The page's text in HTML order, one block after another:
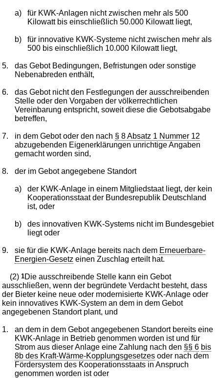
a)
für KWK-Anlagen nicht zwischen mehr als 500
Kilowatt bis einschließlich 50.000 Kilowatt liegt,
b)
für innovative KWK-Systeme nicht zwischen mehr als
500 bis einschließlich 10.000 Kilowatt liegt,
5.
das Gebot Bedingungen, Befristungen oder sonstige
Nebenabreden enthält,
6.
das Gebot nicht den Festlegungen der ausschreibenden
Stelle oder den Vorgaben der völkerrechtlichen
Vereinbarung entspricht, soweit diese die Gebotsabgabe
betreffen,
7. in dem Gebot oder den nach § 8 Absatz 1 Nummer 12
abzugebenden Eigenerklärungen unrichtige Angaben
gemacht worden sind,
8. der im Gebot angegebene Standort
a)
der KWK-Anlage in einem Mitgliedstaat liegt, der kein
Kooperationsstaat der Bundesrepublik Deutschland
ist, oder
b)
des innovativen KWK-Systems nicht im Bundesgebiet
liegt oder
9. sie für die KWK-Anlage bereits nach dem Erneuerbare-
Energien-Gesetz einen Zuschlag erteilt hat.
(2)1Die ausschreibende Stelle kann ein Gebot
ausschließen, wenn der begründete Verdacht besteht, dass
der Bieter keine neue oder modernisierte KWK-Anlage oder
kein innovatives KWK-System an dem in dem Gebot
angegebenen Standort plant, und
1.
an dem in dem Gebot angegebenen Standort bereits eine
KWK-Anlage in Betrieb genommen worden ist und für
Strom aus dieser Anlage eine Zahlung nach den §§ 6 bis
8b des Kraft-Wärme-Kopplungsgesetzes oder nach dem
Fördersystem des Kooperationsstaats in Anspruch
genommen worden ist oder